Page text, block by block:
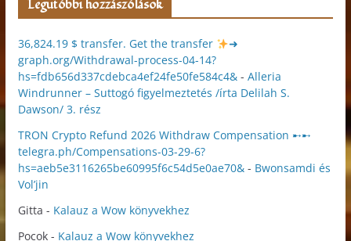
Legutóbbi hozzászólások
36,824.19 $ transfer. Get the transfer
➜
graph.org/Withdrawal-process-04-14?
hs=fdb656d337cdebca4ef24fe50fe584c4&- Alleria
Windrunner – Suttogó figyelmeztetés /írta Delilah S.
Dawson/ 3. rész
TRON Crypto Refund 2026 Withdraw Compensation ➸➸
telegra.ph/Compensations-03-29-6?
hs=aeb5e3116265be60995f6c54d5e0ae70&- Bwonsamdi és
Vol’jin
Gitta - Kalauz a Wow könyvekhez
Pocok- Kalauz a Wow könyvekhez